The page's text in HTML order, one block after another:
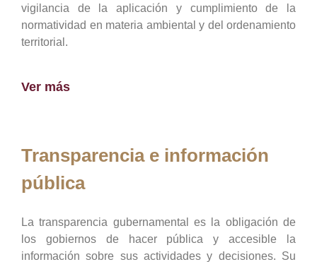
vigilancia de la aplicación y cumplimiento de la
normatividad en materia ambiental y del ordenamiento
territorial.
Ver más
Transparencia e información
pública
La transparencia gubernamental es la obligación de
los gobiernos de hacer pública y accesible la
información sobre sus actividades y decisiones. Su